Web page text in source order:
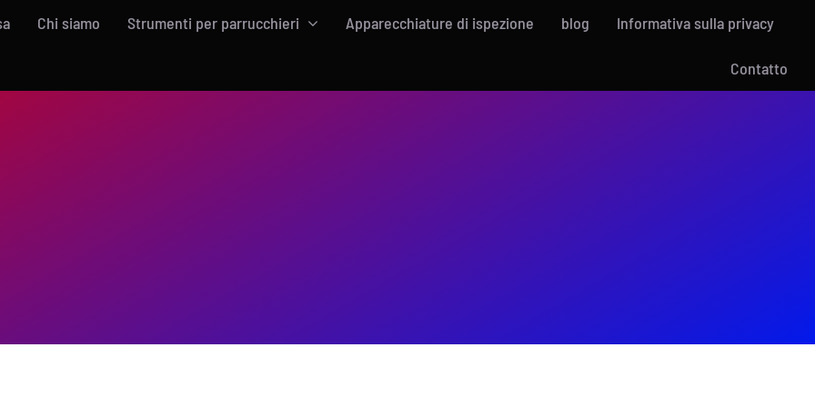
Chi siamo Strumenti per parrucchieri Apparecchiature di ispezione blog Informativa sulla privacy
Contatto